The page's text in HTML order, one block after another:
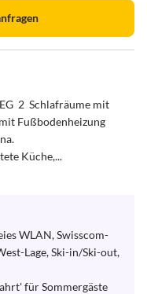
2  Schlafräume mit
Fußbodenheizung
Küche,...
WLAN, Swisscom-
Lage, Ski-in/Ski-out,
für Sommergäste